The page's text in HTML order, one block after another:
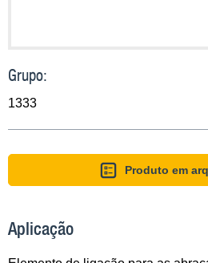
Grupo:
1333
Produto em
Aplicação